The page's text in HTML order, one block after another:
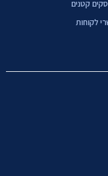
קטנים
לקוחות